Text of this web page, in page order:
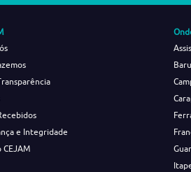
e Integridade
Assis